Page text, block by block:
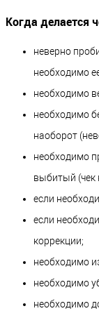
Когда делается
неверно
необходимо
необходимо
необходимо
наоборот
необходимо
выбитый (чек
если
если
коррекции;
необходимо
необходимо
необходимо